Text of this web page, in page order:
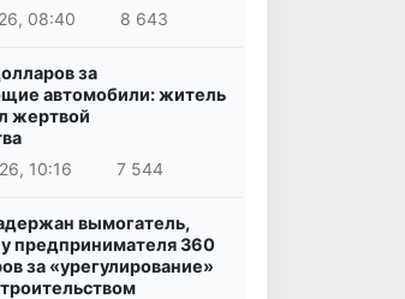
08:40
8 643
за
автомобили: житель
жертвой
10:16
7 544
вымогатель,
предпринимателя 360
за «урегулирование»